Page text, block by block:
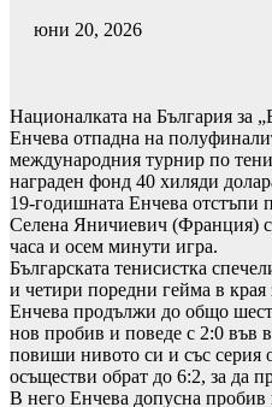
юни 20, 2026
Националката на България
Енчева отпадна на
международния турнир по
награден фонд 40 хиляди
19-годишната Енчева отстъпи
Селена Яничиевич (Франция)
часа и осем минути игра.
Българската тенисистка
и четири поредни гейма в
Енчева продължи до общо шест
нов пробив и поведе с 2:0 във
повиши нивото си и със серия
осъществи обрат до 6:2, за да
В него Енчева допусна пробив